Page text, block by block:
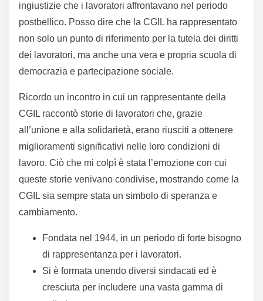
ingiustizie che i lavoratori affrontavano nel periodo
postbellico. Posso dire che la CGIL ha rappresentato
non solo un punto di riferimento per la tutela dei diritti
dei lavoratori, ma anche una vera e propria scuola di
democrazia e partecipazione sociale.
Ricordo un incontro in cui un rappresentante della
CGIL raccontò storie di lavoratori che, grazie
all’unione e alla solidarietà, erano riusciti a ottenere
miglioramenti significativi nelle loro condizioni di
lavoro. Ciò che mi colpì è stata l’emozione con cui
queste storie venivano condivise, mostrando come la
CGIL sia sempre stata un simbolo di speranza e
cambiamento.
Fondata nel 1944, in un periodo di forte bisogno
di rappresentanza per i lavoratori.
Si è formata unendo diversi sindacati ed è
cresciuta per includere una vasta gamma di